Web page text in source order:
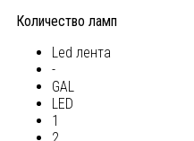
Количество ламп
Led лента
-
GAL
LED
1